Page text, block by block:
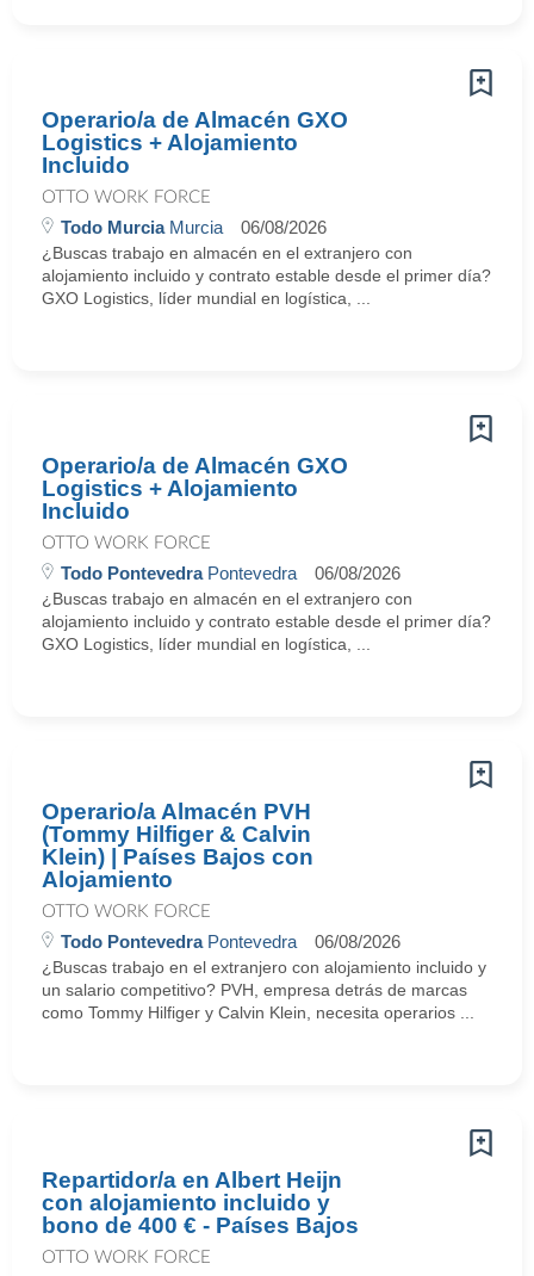
Operario/a de Almacén GXO
Logistics + Alojamiento
Incluido
OTTO WORK FORCE
Todo MurciaMurcia 06/08/2026
¿Buscas trabajo en almacén en el extranjero con
alojamiento incluido y contrato estable desde el primer día?
GXO Logistics, líder mundial en logística, ...
Operario/a de Almacén GXO
Logistics + Alojamiento
Incluido
OTTO WORK FORCE
Todo PontevedraPontevedra 06/08/2026
¿Buscas trabajo en almacén en el extranjero con
alojamiento incluido y contrato estable desde el primer día?
GXO Logistics, líder mundial en logística, ...
Operario/a Almacén PVH
(Tommy Hilfiger & Calvin
Klein) | Países Bajos con
Alojamiento
OTTO WORK FORCE
Todo PontevedraPontevedra 06/08/2026
¿Buscas trabajo en el extranjero con alojamiento incluido y
un salario competitivo? PVH, empresa detrás de marcas
como Tommy Hilfiger y Calvin Klein, necesita operarios ...
Repartidor/a en Albert Heijn
con alojamiento incluido y
bono de 400 € - Países Bajos
OTTO WORK FORCE